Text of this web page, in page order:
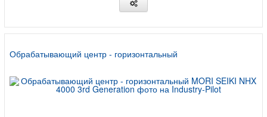
Обрабатывающий центр - горизонтальный